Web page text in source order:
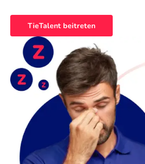
TieTalent beitreten